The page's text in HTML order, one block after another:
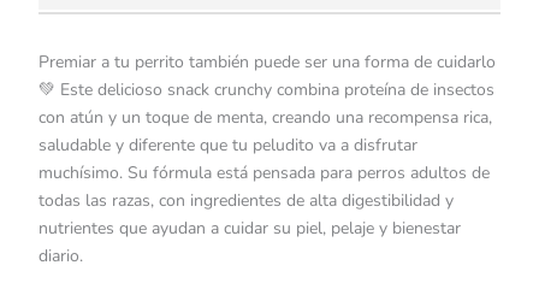
Premiar a tu perrito también puede ser una forma de cuidarlo
💚 Este delicioso snack crunchy combina proteína de insectos
con atún y un toque de menta, creando una recompensa rica,
saludable y diferente que tu peludito va a disfrutar
muchísimo. Su fórmula está pensada para perros adultos de
todas las razas, con ingredientes de alta digestibilidad y
nutrientes que ayudan a cuidar su piel, pelaje y bienestar
diario.